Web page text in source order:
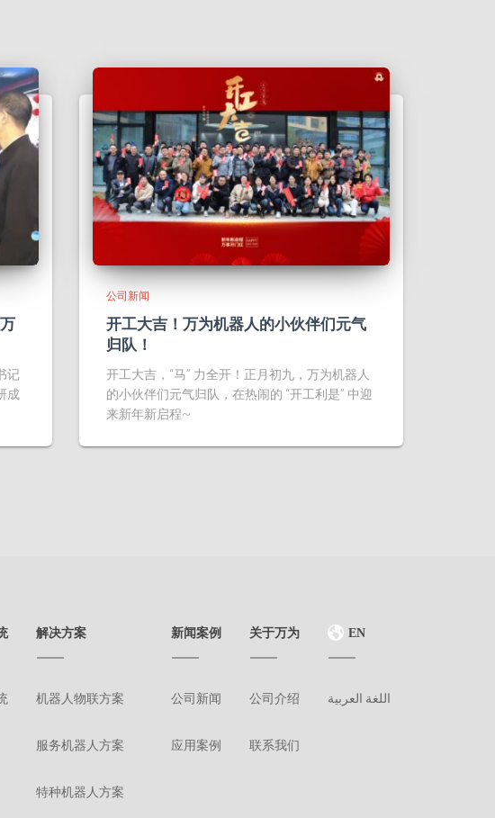
记
成
公司新闻
开工大吉！万为机器人的小伙伴们元气
归队！
开工大吉，“马” 力全开！正月初九，万为机器人
的小伙伴们元气归队，在热闹的 “开工利是” 中迎
来新年新启程~
解决方案
机器人物联方案
服务机器人方案
特种机器人方案
新闻案例
公司新闻
应用案例
关于万为
公司介绍
联系我们
EN
اللغة العربية